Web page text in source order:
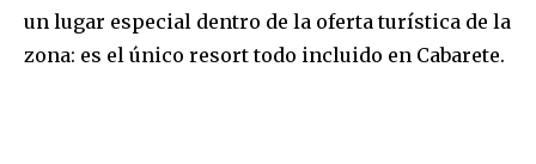
un lugar especial dentro de la oferta turística de la
zona: es el único resort todo incluido en Cabarete.